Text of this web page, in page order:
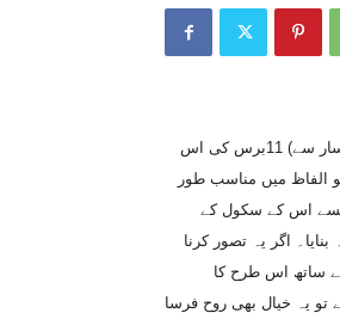
عمر کوٹ ( اللہ بخش اریسار سے) 11برس کی اس
الفاظ میں مناسب طور
جسے اس کے سکول کے
اگر یہ تصور کرنا
ساتھ اس طرح کا
تو یہ خیال بھی روح فرسا